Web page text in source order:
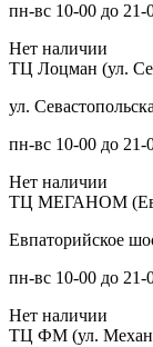
пн-вс 10-00 до 21-
Нет наличии
ТЦ Лоцман (ул.
ул.
пн-вс 10-00 до 21-
Нет наличии
ТЦ МЕГАНОМ
Евпаторийское
пн-вс 10-00 до 21-
Нет наличии
ТЦ ФМ (ул.